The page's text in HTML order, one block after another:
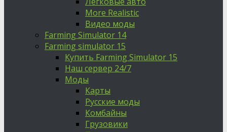
More Realistic
Видео моды
Farming Simulator 14
Farming simulator 15
Купить Farming Simulator 15
Наш сервер 24/7
Моды
Карты
Русские моды
Комбайны
Грузовики